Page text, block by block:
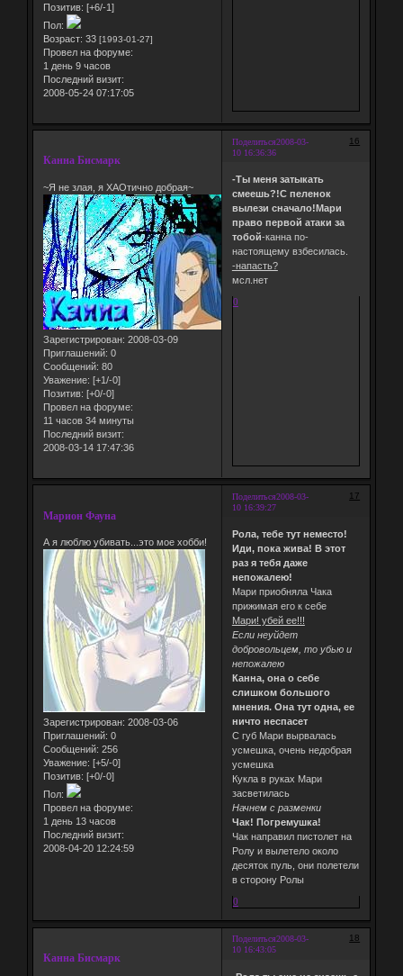
Позитив: [+6/-1]
Пол:
Возраст: 33 [1993-01-27]
Провел на форуме:
1 день 9 часов
Последний визит:
2008-05-24 07:17:05
Поделиться 16
2008-03-
10 16:36:36
Канна Бисмарк
~Я не злая, я ХАОтично добрая~
Зарегистрирован: 2008-03-09
Приглашений: 0
Сообщений: 80
Уважение: [+1/-0]
Позитив: [+0/-0]
Провел на форуме:
11 часов 34 минуты
Последний визит:
2008-03-14 17:47:36
-Ты меня затыкать
смеешь?!С пеленок
вылези сначало!Мари
право первой атаки за
тобой-канна по-
настоящему взбесилась.
-напасть?
мсл.нет
0
Поделиться 17
2008-03-
10 16:39:27
Марион Фауна
А я люблю убивать...это мое хобби!
Зарегистрирован: 2008-03-06
Приглашений: 0
Сообщений: 256
Уважение: [+5/-0]
Позитив: [+0/-0]
Пол:
Провел на форуме:
1 день 13 часов
Последний визит:
2008-04-20 12:24:59
Рола, тебе тут неместо!
Иди, пока жива! В этот
раз я тебя даже
непожалею!
Мари приобняла Чака
прижимая его к себе
Мари! убей ее!!!
Если неуйдет
добровольцем, то убью и
непожалею
Канна, она о себе
слишком большого
мнения. Она тут одна, ее
ничто неспасет
С губ Мари вырвалась
усмешка, очень недобрая
усмешка
Кукла в руках Мари
засветилась
Начнем с разменки
Чак! Погремушка!
Чак направил пистолет на
Ролу и вылетело около
десяток пуль, они полетели
в сторону Ролы
0
Поделиться 18
2008-03-
10 16:43:05
Канна Бисмарк